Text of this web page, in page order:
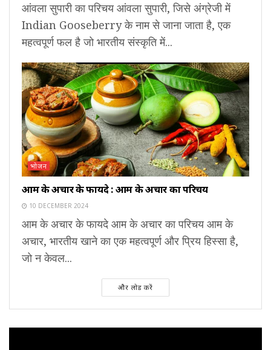
आंवला सुपारी का परिचय आंवला सुपारी, जिसे अंग्रेजी में
Indian Gooseberry के नाम से जाना जाता है, एक
महत्वपूर्ण फल है जो भारतीय संस्कृति में...
भोजन
आम के अचार के फायदे : आम के अचार का परिचय
10 DECEMBER 2024
आम के अचार के फायदे आम के अचार का परिचय आम के
अचार, भारतीय खाने का एक महत्वपूर्ण और प्रिय हिस्सा है,
जो न केवल...
और लोड करें